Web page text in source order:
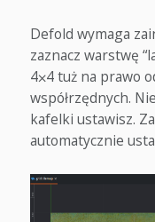
Defold wymaga
zaznacz warstwę
4⨉4 tuż na prawo
współrzędnych.
kafelki ustawisz.
automatycznie